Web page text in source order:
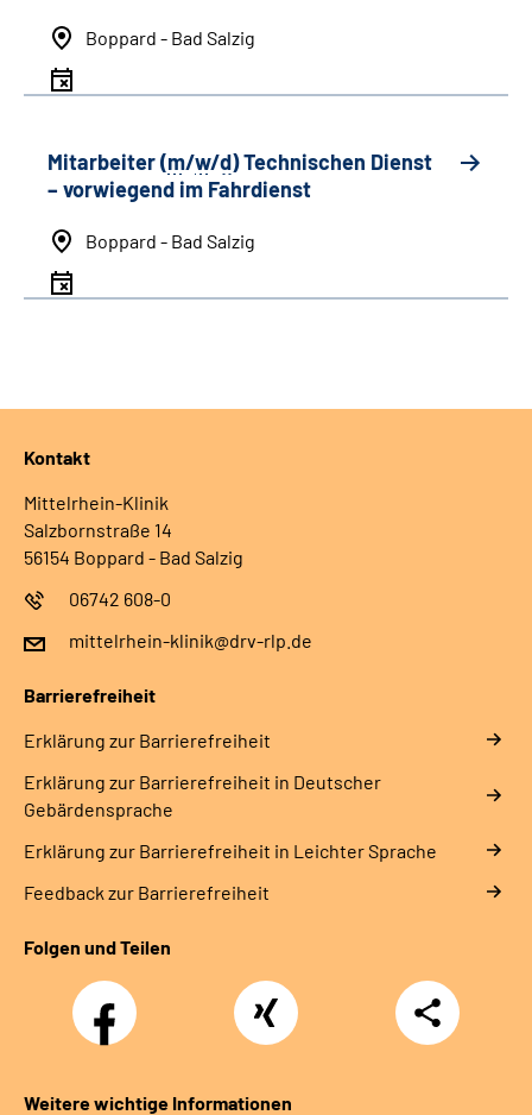
Boppard - Bad Salzig
Mitarbeiter (m/w/d) Technischen Dienst
– vorwiegend im Fahrdienst
Boppard - Bad Salzig
Kontakt
Mittelrhein-Klinik
Salzbornstraße 14
56154 Boppard - Bad Salzig
06742 608-0
mittelrhein-klinik@drv-rlp.de
Barrierefreiheit
Erklärung zur Barrierefreiheit
Erklärung zur Barrierefreiheit in Deutscher
Gebärdensprache
Erklärung zur Barrierefreiheit in Leichter Sprache
Feedback zur Barrierefreiheit
Folgen und Teilen
Facebook Xing
Teilen
Weitere wichtige Informationen